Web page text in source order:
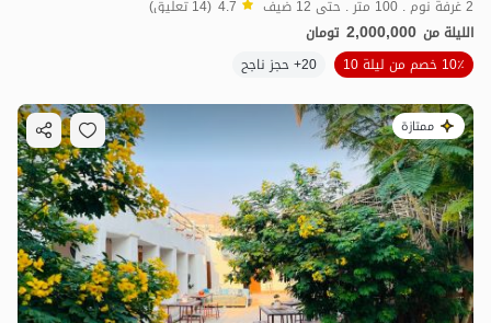
2 غرفة نوم . 100 متر . حتى 12 ضيف 4.7 (14 تعليق)
الليلة من 2,000,000 تومان
10٪ خصم من ليلة 10
20+ حجز ناجح
ممتازة